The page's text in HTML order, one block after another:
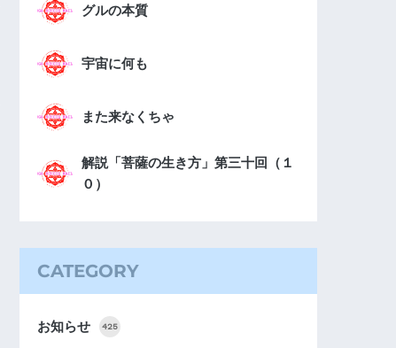
グルの本質
宇宙に何も
また来なくちゃ
解説「菩薩の生き方」第三十回（１
０）
CATEGORY
お知らせ 425